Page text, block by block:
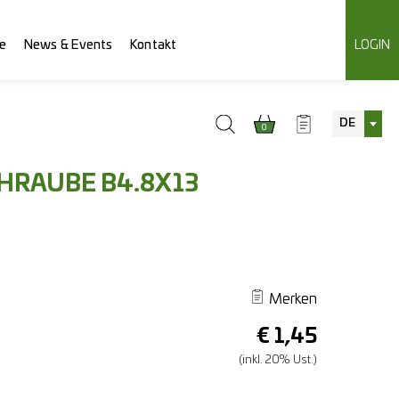
News & Events Kontakt LOGIN
0 DE
B4.8X13
Merken
€ 1,45
(inkl. 20% Ust.)